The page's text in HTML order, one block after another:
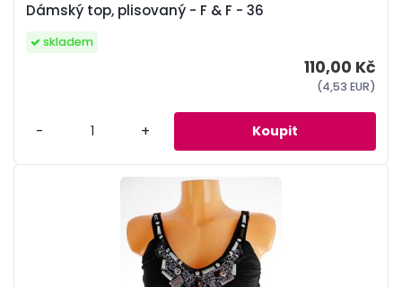
Dámský top, plisovaný - F & F - 36
110,00 Kč
(4,53 EUR)
skladem
- +